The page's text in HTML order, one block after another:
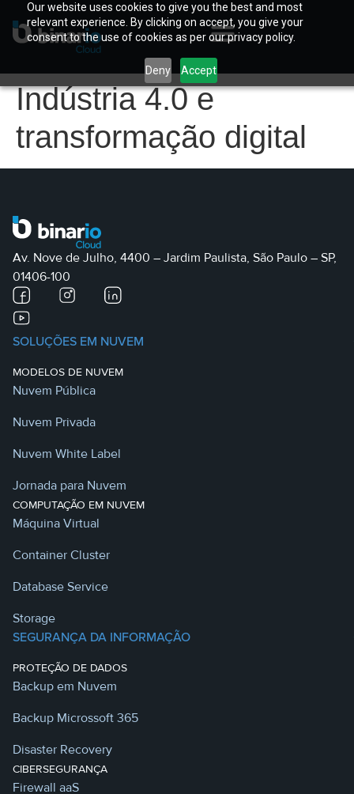
Our website uses cookies to give you the best and most
relevant experience. By clicking on accept, you give your
consent to the use of cookies as per our privacy policy.
Deny Accept
Indústria 4.0 e
transformação digital
Av. Nove de Julho, 4400 – Jardim Paulista, São Paulo – SP,
01406-100
SOLUÇÕES EM NUVEM
MODELOS DE NUVEM
Nuvem Pública
Nuvem Privada
Nuvem White Label
Jornada para Nuvem
COMPUTAÇÃO EM NUVEM
Máquina Virtual
Container Cluster
Database Service
Storage
SEGURANÇA DA INFORMAÇÃO
PROTEÇÃO DE DADOS
Backup em Nuvem
Backup Microssoft 365
Disaster Recovery
CIBERSEGURANÇA
Firewall aaS